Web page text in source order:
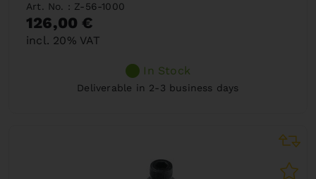
Art. No. : Z-56-1000
126,00 €
incl. 20% VAT
In Stock
Deliverable in 2-3 business days